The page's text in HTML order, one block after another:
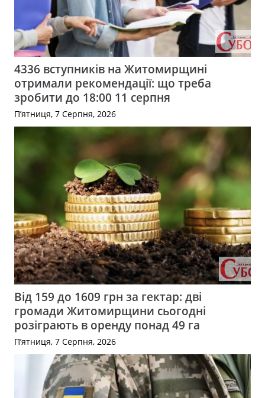
4336 вступників на Житомирщині
отримали рекомендації: що треба
зробити до 18:00 11 серпня
П’ятниця, 7 Серпня, 2026
Від 159 до 1609 грн за гектар: дві
громади Житомирщини сьогодні
розіграють в оренду понад 49 га
П’ятниця, 7 Серпня, 2026